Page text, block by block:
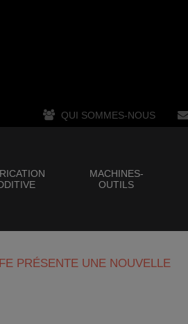
QUI SOMMES-NOUS
MACHINES-
OUTILS
PRÉSENTE UNE NOUVELLE